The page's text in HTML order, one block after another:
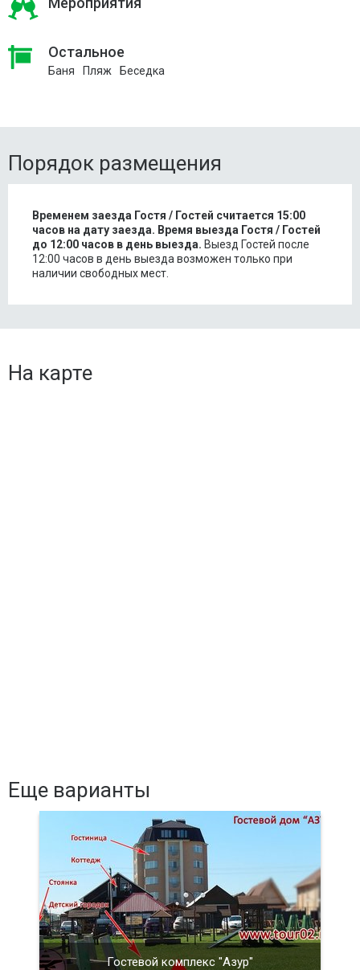
Остальное
Баня Пляж Беседка
Порядок размещения
Временем заезда Гостя / Гостей считается 15:00
часов на дату заезда. Время выезда Гостя / Гостей
до 12:00 часов в день выезда. Выезд Гостей после
12:00 часов в день выезда возможен только при
наличии свободных мест.
На карте
Еще варианты
Гостевой комплекс "Азур"